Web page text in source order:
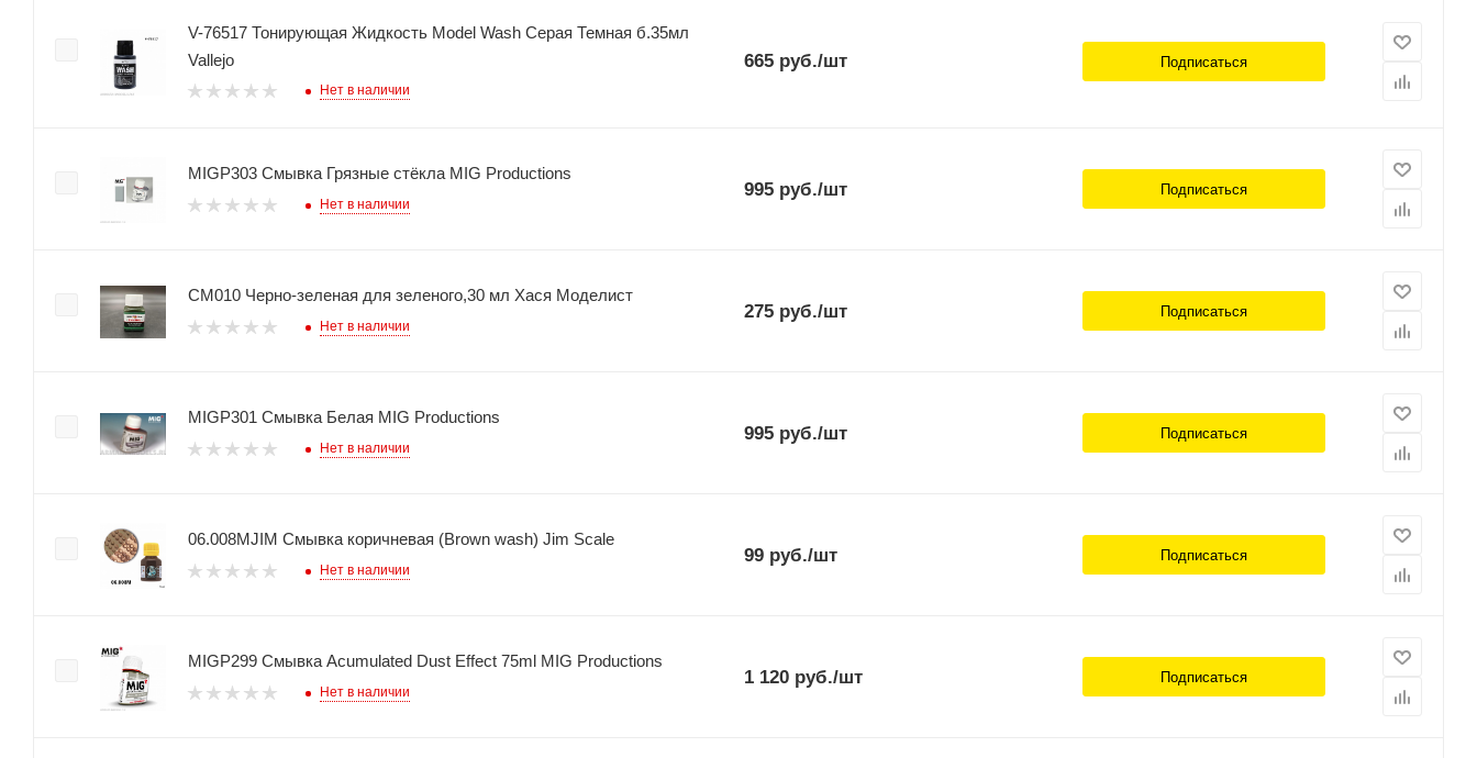
V-76517 Тонирующая Жидкость Model Wash Серая Темная б.35мл
Vallejo
Нет в наличии
665руб./шт Подписаться
MIGP303 Смывка Грязные стёкла MIG Productions
Нет в наличии
995руб./шт Подписаться
СМ010 Черно-зеленая для зеленого,30 мл Хася Моделист
Нет в наличии
275руб./шт Подписаться
MIGP301 Смывка Белая MIG Productions
Нет в наличии
995руб./шт Подписаться
06.008MJIM Смывка коричневая (Brown wash) Jim Scale
Нет в наличии
99руб./шт Подписаться
MIGP299 Смывка Acumulated Dust Effect 75ml MIG Productions
Нет в наличии
1 120руб./шт Подписаться